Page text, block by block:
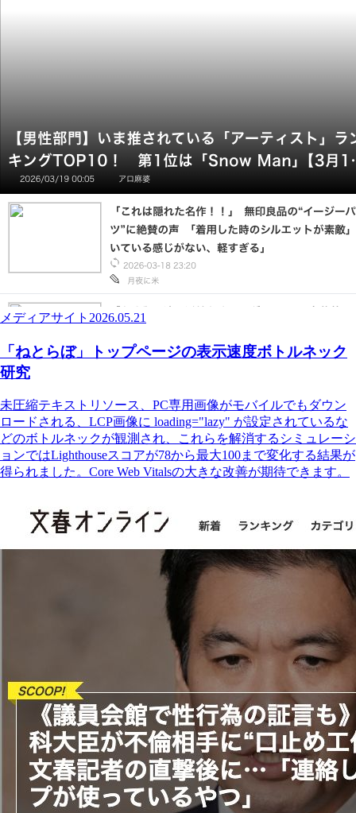
メディアサイト 2026.05.21
「ねとらぼ」トップページの表示速度ボトルネック
研究
未圧縮テキストリソース、PC専用画像がモバイルでもダウン
ロードされる、LCP画像に loading="lazy" が設定されているな
どのボトルネックが観測され、これらを解消するシミュレーシ
ョンではLighthouseスコアが78から最大100まで変化する結果が
得られました。Core Web Vitalsの大きな改善が期待できます。